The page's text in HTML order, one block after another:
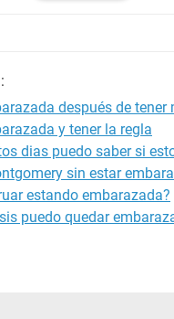
después de tener
y tener la regla
dias puedo saber si
sin estar
estando embarazada?
puedo quedar